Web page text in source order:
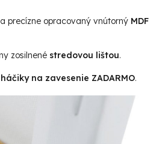
precízne opracovaný vnútorný MDF
zosilnené stredovou lištou.
háčiky na zavesenie ZADARMO.